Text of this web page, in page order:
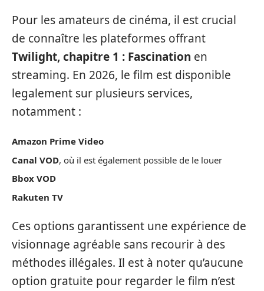
Pour les amateurs de cinéma, il est crucial
de connaître les plateformes offrant
Twilight, chapitre 1 : Fascination en
streaming. En 2026, le film est disponible
legalement sur plusieurs services,
notamment :
Amazon Prime Video
Canal VOD, où il est également possible de le louer
Bbox VOD
Rakuten TV
Ces options garantissent une expérience de
visionnage agréable sans recourir à des
méthodes illégales. Il est à noter qu’aucune
option gratuite pour regarder le film n’est